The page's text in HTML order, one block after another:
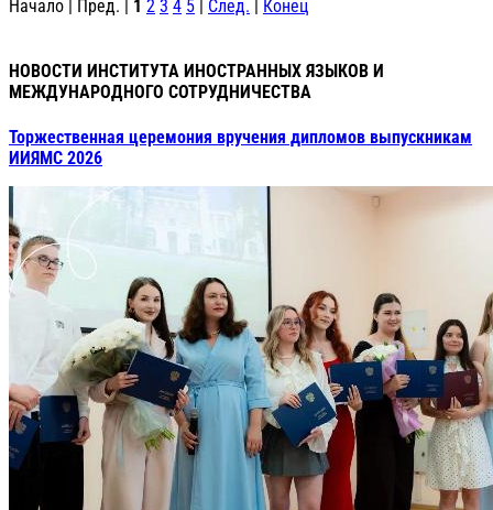
Начало | Пред. | 1 2 3 4 5 След. Конец
НОВОСТИ ИНСТИТУТА ИНОСТРАННЫХ ЯЗЫКОВ И
МЕЖДУНАРОДНОГО СОТРУДНИЧЕСТВА
Торжественная церемония вручения дипломов выпускникам
ИИЯМС 2026